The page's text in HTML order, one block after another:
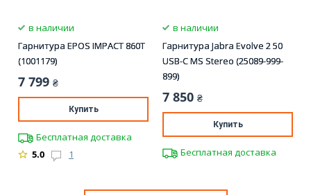
в наличии
Гарнитура EPOS IMPACT 860T
(1001179)
7 799 ₴
Купить
Бесплатная доставка
5.0
1
в наличии
Гарнитура Jabra Evolve 2 50
USB-C MS Stereo (25089-999-
899)
7 850 ₴
Купить
Бесплатная доставка